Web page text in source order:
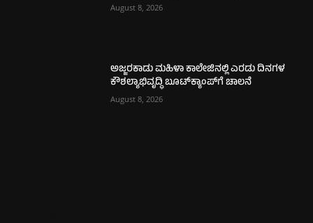
August 8, 2026
ಅಜ್ಜರಕಾಡು ಮಹಿಳಾ ಕಾಲೇಜಿನಲ್ಲಿ ಎರಡು ದಿನಗಳ
ಕೌಶಲ್ಯಾಭಿವೃದ್ಧಿ ಬೂಟ್‌ಕ್ಯಾಂಪ್‌ಗೆ ಚಾಲನೆ
August 8, 2026